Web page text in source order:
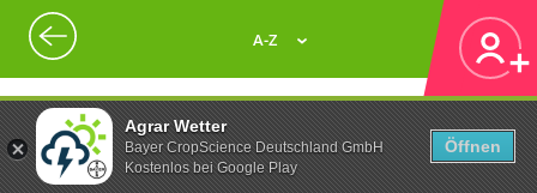
Agrar Wetter
Bayer CropScience Deutschland GmbH
Kostenlos bei Google Play
Öffnen
A-Z